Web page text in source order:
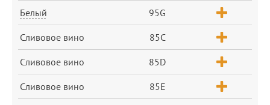
Белый 95G
Сливовое вино 85C
Сливовое вино 85D
Сливовое вино 85E